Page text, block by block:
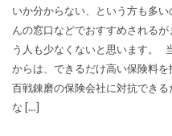
いか分からない、という方も多
んの窓口などでおすすめされる
う人も少なくないと思います。
からは、できるだけ高い保険料を
百戦錬磨の保険会社に対抗でき
な […]